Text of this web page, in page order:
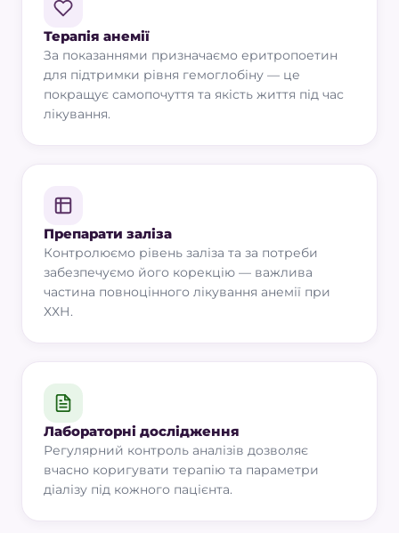
Терапія анемії
За показаннями призначаємо еритропоетин
для підтримки рівня гемоглобіну — це
покращує самопочуття та якість життя під час
лікування.
Препарати заліза
Контролюємо рівень заліза та за потреби
забезпечуємо його корекцію — важлива
частина повноцінного лікування анемії при
ХХН.
Лабораторні дослідження
Регулярний контроль аналізів дозволяє
вчасно коригувати терапію та параметри
діалізу під кожного пацієнта.